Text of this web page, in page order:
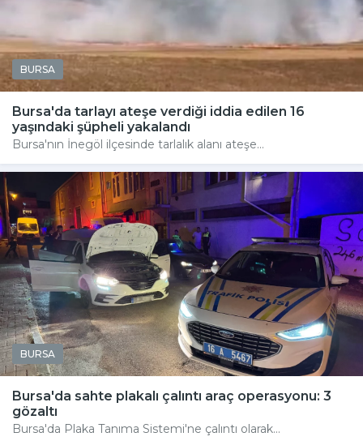
BURSA
Bursa'da tarlayı ateşe verdiği iddia edilen 16
yaşındaki şüpheli yakalandı
Bursa'nın İnegöl ilçesinde tarlalık alanı ateşe...
BURSA
Bursa'da sahte plakalı çalıntı araç operasyonu: 3
gözaltı
Bursa'da Plaka Tanıma Sistemi'ne çalıntı olarak...